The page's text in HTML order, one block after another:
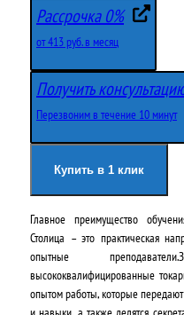
Рассрочка 0%
от 413 руб. в месяц
Получить
Перезвоним в течение 10 минут
Купить в 1 клик
Главное преимущество
Столица – это практическая
опытные
высококвалифицированные
опытом работы, которые